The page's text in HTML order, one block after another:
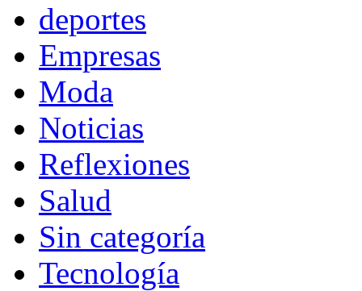
deportes
Empresas
Moda
Noticias
Reflexiones
Salud
Sin categoría
Tecnología